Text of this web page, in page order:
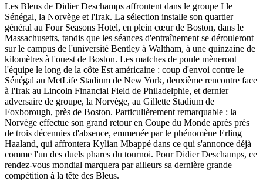
Les Bleus de Didier Deschamps affrontent dans le groupe I le
Sénégal, la Norvège et l'Irak. La sélection installe son quartier
général au Four Seasons Hotel, en plein cœur de Boston, dans le
Massachusetts, tandis que les séances d'entraînement se dérouleront
sur le campus de l'université Bentley à Waltham, à une quinzaine de
kilomètres à l'ouest de Boston. Les matches de poule mèneront
l'équipe le long de la côte Est américaine : coup d'envoi contre le
Sénégal au MetLife Stadium de New York, deuxième rencontre face
à l'Irak au Lincoln Financial Field de Philadelphie, et dernier
adversaire de groupe, la Norvège, au Gillette Stadium de
Foxborough, près de Boston. Particulièrement remarquable : la
Norvège effectue son grand retour en Coupe du Monde après près
de trois décennies d'absence, emmenée par le phénomène Erling
Haaland, qui affrontera Kylian Mbappé dans ce qui s'annonce déjà
comme l'un des duels phares du tournoi. Pour Didier Deschamps, ce
rendez-vous mondial marquera par ailleurs sa dernière grande
compétition à la tête des Bleus.